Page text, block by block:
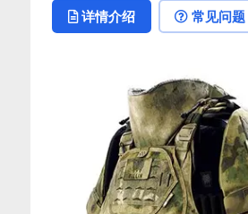
详情介绍 常见问题